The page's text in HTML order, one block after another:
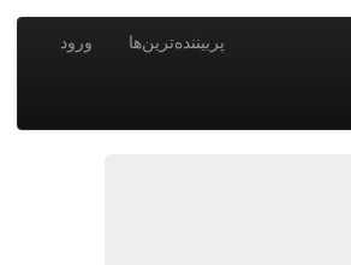
پربیننده‌ترین‌ها ورود